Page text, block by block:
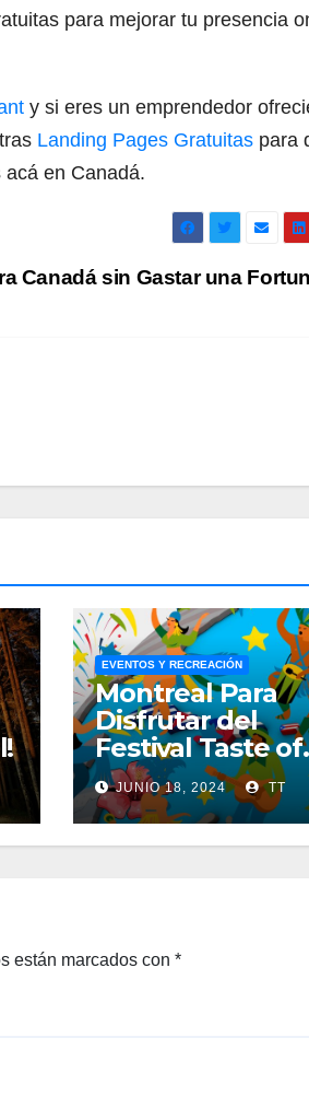
para mejorar tu presencia
y si eres un emprendedor
Landing Pages Gratuitas para
en Canadá.
Canadá sin Gastar una
EVENTOS Y RECREACIÓN
Montreal Para
Disfrutar del
Festival Taste of
the Caribbean
JUNIO 18, 2024 TT
están marcados con *